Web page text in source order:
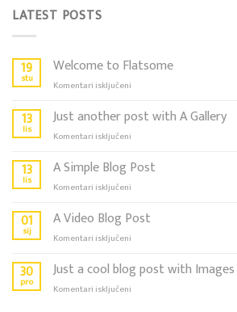
LATEST POSTS
19
stu
Welcome to Flatsome
Komentari isključeni
to
Flatsome
13
lis
Just another post with A Gallery
Komentari isključeni
another
post
Gallery
13
lis
A Simple Blog Post
Komentari isključeni
Simple
Blog
01
sij
A Video Blog Post
Komentari isključeni
Video
Blog
30
pro
Just a cool blog post with Images
Komentari isključeni